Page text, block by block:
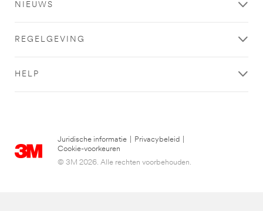
NIEUWS
REGELGEVING
HELP
Juridische informatie Privacybeleid
Cookie-voorkeuren
© 3M 2026. Alle rechten voorbehouden.